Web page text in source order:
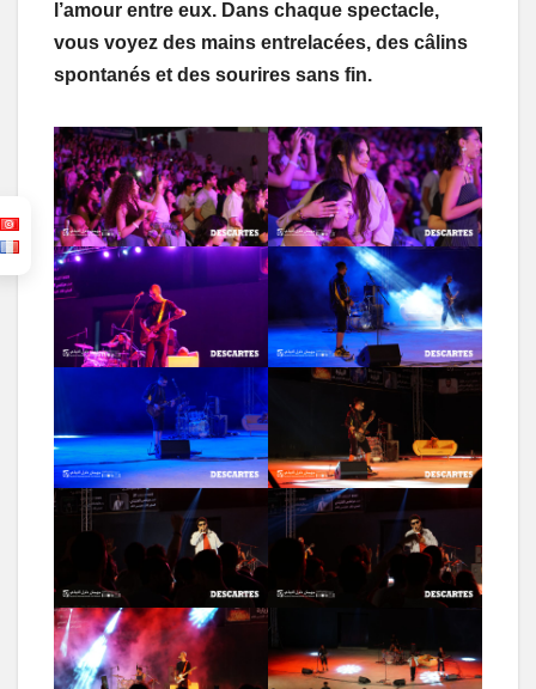
l’amour entre eux. Dans chaque spectacle,
vous voyez des mains entrelacées, des câlins
spontanés et des sourires sans fin.